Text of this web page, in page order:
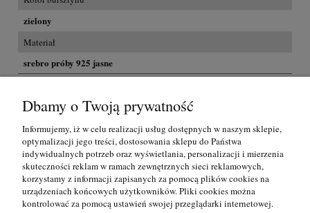
zielony
Materiał
srebro próby 925 jasne
Koszty dostawy
Przesyłka GRATIS na terenie Polski dla zakupów powyżej 300,00
zł
InPost(Paczkomat)
Kurier(DPD) 0,00 zł
Pocztex Kurier(Poczta Polska) 0,00 zł
Dbamy o Twoją prywatność
Informujemy, iż w celu realizacji usług dostępnych w naszym sklepie,
optymalizacji jego treści, dostosowania sklepu do Państwa
indywidualnych potrzeb oraz wyświetlania, personalizacji i mierzenia
skuteczności reklam w ramach zewnętrznych sieci reklamowych,
korzystamy z informacji zapisanych za pomocą plików cookies na
urządzeniach końcowych użytkowników. Pliki cookies można
kontrolować za pomocą ustawień swojej przeglądarki internetowej.